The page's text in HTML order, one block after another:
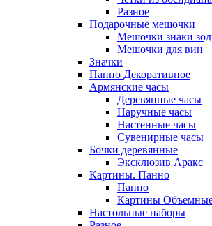
Разное
Подарочные мешочки
Мешочки знаки
Мешочки для вин
Значки
Панно Декоративное
Армянские часы
Деревянные часы
Наручные часы
Настенные часы
Сувенирные часы
Бочки деревянные
Эксклюзив Аракс
Картины. Панно
Панно
Картины
Настольные наборы